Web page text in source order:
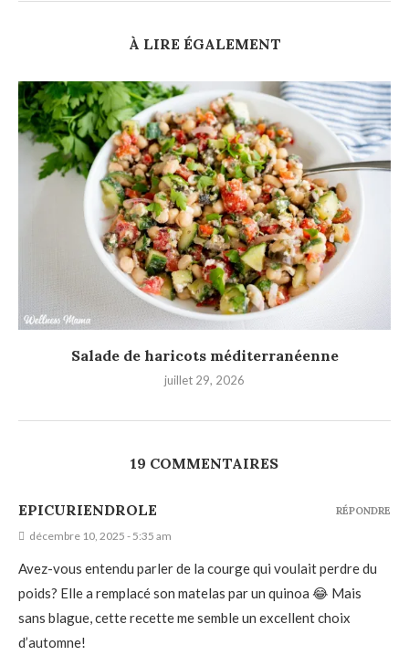
À LIRE ÉGALEMENT
Salade de haricots méditerranéenne
juillet 29, 2026
19 COMMENTAIRES
EPICURIENDROLE
décembre 10, 2025 - 5:35 am
Avez-vous entendu parler de la courge qui voulait perdre du
poids? Elle a remplacé son matelas par un quinoa 😂 Mais
sans blague, cette recette me semble un excellent choix
d’automne!
RÉPONDRE